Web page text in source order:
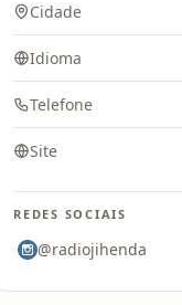
Cidade
Idioma
Telefone
Site
REDES SOCIAIS
@radiojihenda